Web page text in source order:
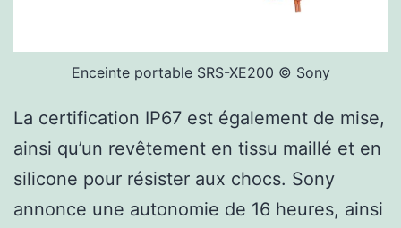
Enceinte portable SRS-XE200 © Sony
La certification IP67 est également de mise,
ainsi qu’un revêtement en tissu maillé et en
silicone pour résister aux chocs. Sony
annonce une autonomie de 16 heures, ainsi